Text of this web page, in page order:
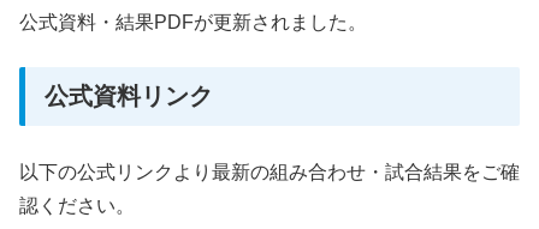
公式資料・結果PDFが更新されました。
公式資料リンク
以下の公式リンクより最新の組み合わせ・試合結果をご確
認ください。